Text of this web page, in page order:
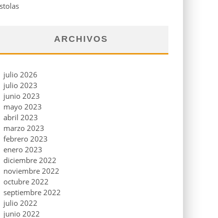
ARCHIVOS
julio 2026
julio 2023
junio 2023
mayo 2023
abril 2023
marzo 2023
febrero 2023
enero 2023
diciembre 2022
noviembre 2022
octubre 2022
septiembre 2022
julio 2022
junio 2022